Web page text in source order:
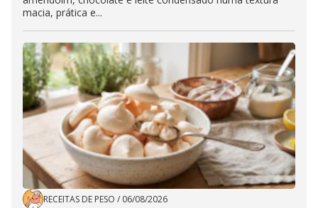
macia, prática e...
RECEITAS DE PESO / 06/08/2026